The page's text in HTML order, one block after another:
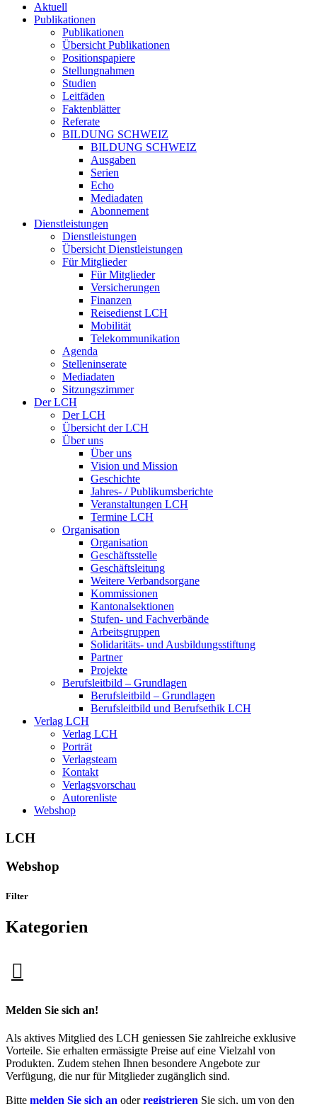
Aktuell
Publikationen
Publikationen
Übersicht Publikationen
Positionspapiere
Stellungnahmen
Studien
Leitfäden
Faktenblätter
Referate
BILDUNG SCHWEIZ
BILDUNG SCHWEIZ
Ausgaben
Serien
Echo
Mediadaten
Abonnement
Dienstleistungen
Dienstleistungen
Übersicht Dienstleistungen
Für Mitglieder
Für Mitglieder
Versicherungen
Finanzen
Reisedienst LCH
Mobilität
Telekommunikation
Agenda
Stelleninserate
Mediadaten
Sitzungszimmer
Der LCH
Der LCH
Übersicht der LCH
Über uns
Über uns
Vision und Mission
Geschichte
Jahres- / Publikumsberichte
Veranstaltungen LCH
Termine LCH
Organisation
Organisation
Geschäftsstelle
Geschäftsleitung
Weitere Verbandsorgane
Kommissionen
Kantonalsektionen
Stufen- und Fachverbände
Arbeitsgruppen
Solidaritäts- und Ausbildungsstiftung
Partner
Projekte
Berufsleitbild – Grundlagen
Berufsleitbild – Grundlagen
Berufsleitbild und Berufsethik LCH
Verlag LCH
Verlag LCH
Porträt
Verlagsteam
Kontakt
Verlagsvorschau
Autorenliste
Webshop
LCH
Webshop
Filter
Kategorien
Melden Sie sich an!
Als aktives Mitglied des LCH geniessen Sie zahlreiche exklusive
Vorteile. Sie erhalten ermässigte Preise auf eine Vielzahl von
Produkten. Zudem stehen Ihnen besondere Angebote zur
Verfügung, die nur für Mitglieder zugänglich sind.
Bitte melden Sie sich an oderregistrieren Sie sich, um von den